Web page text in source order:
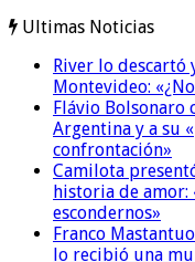
Ultimas Noticias
River lo descartó
Montevideo:
Flávio Bolsonaro
Argentina y a su
confrontación»
Camilota
historia de amor:
escondernos»
Franco
lo recibió una